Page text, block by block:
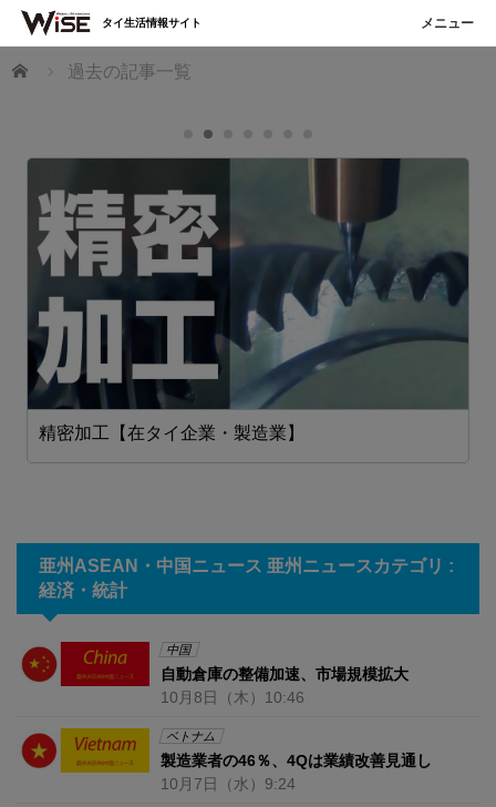
ホーム 過去の記事一覧
精密加工【在タイ企業・製造業】
亜州ASEAN・中国ニュース 亜州ニュースカテゴリ :
経済・統計
中国
自動倉庫の整備加速、市場規模拡大
10月8日 （木） 10:46
ベトナム
製造業者の46％、4Qは業績改善見通し
10月7日 （水） 9:24
タイ生活情報サイト